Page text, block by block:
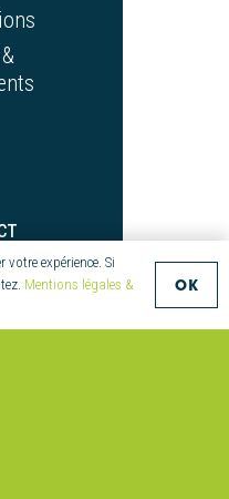
55 08expérience. Si
Mentions légales &
OK